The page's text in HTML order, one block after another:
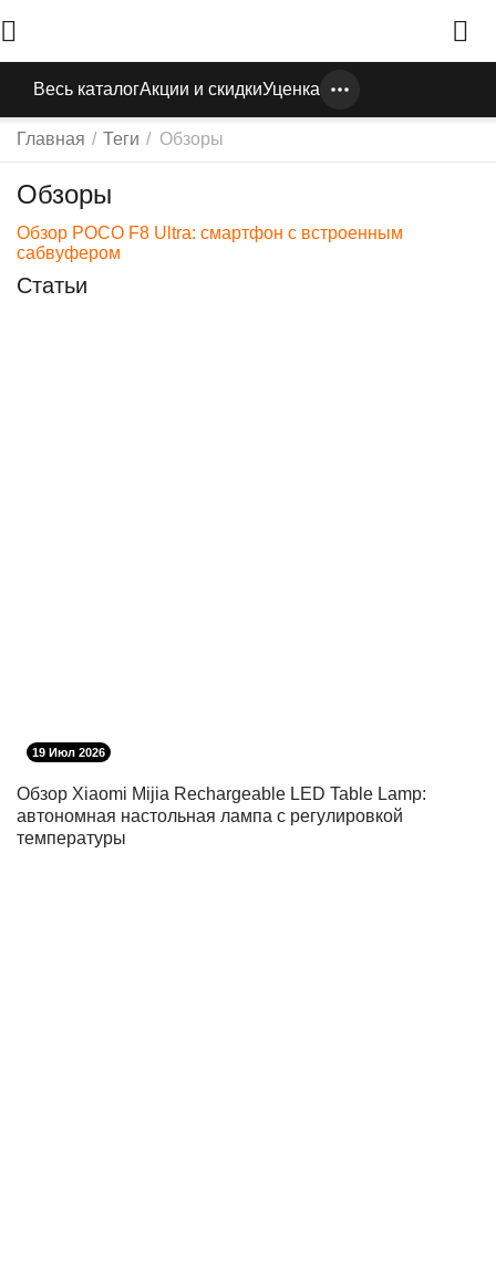
Весь каталогАкции и скидкиУценка
Главная / Теги / Обзоры
Обзоры
Обзор POCO F8 Ultra: смартфон с встроенным
сабвуфером
Статьи
19 Июл 2026
Обзор Xiaomi Mijia Rechargeable LED Table Lamp:
автономная настольная лампа с регулировкой
температуры